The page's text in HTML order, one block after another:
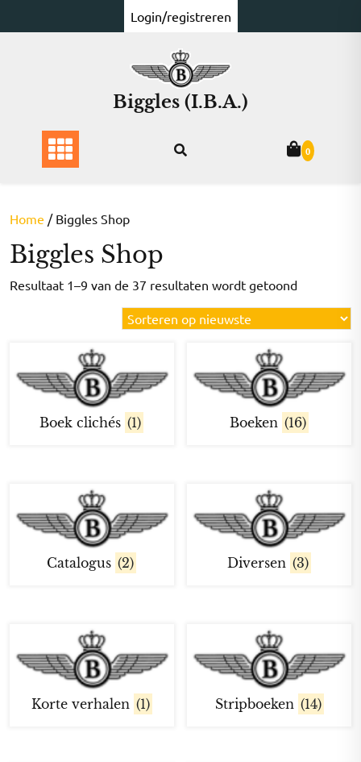
naar
Login/registreren
Biggles (I.B.A.)
0
Home / Biggles Shop
Biggles Shop
Resultaat 1–9 van de 37 resultaten wordt getoondGesorteerd
op
nieuwste
Boek clichés (1) Boeken (16)
Catalogus (2) Diversen (3)
Korte verhalen (1) Stripboeken (14)